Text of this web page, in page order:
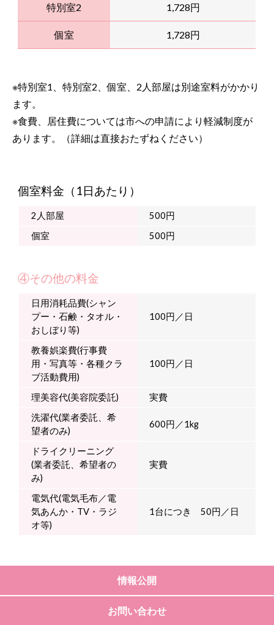
特別室2 1,728円
個室 1,728円
※特別室1、特別室2、個室、2人部屋は別途室料がかかり
ます。
※食費、居住費については市への申請により軽減制度が
あります。（詳細は直接おたずねください）
個室料金（1日あたり）
2人部屋
500円
個室
500円
④その他の料金
日用消耗品費(シャン
プー・石鹸・タオル・
おしぼり等)
100円／日
教養娯楽費(行事費
用・写真等・各種クラ
ブ活動費用)
100円／日
理美容代(美容院委託)
実費
洗濯代(業者委託、希
望者のみ)
600円／1kg
ドライクリーニング
(業者委託、希望者の
み)
実費
電気代(電気毛布／電
気あんか・TV・ラジ
オ等)
1台につき 50円／日
情報公開
お問い合わせ